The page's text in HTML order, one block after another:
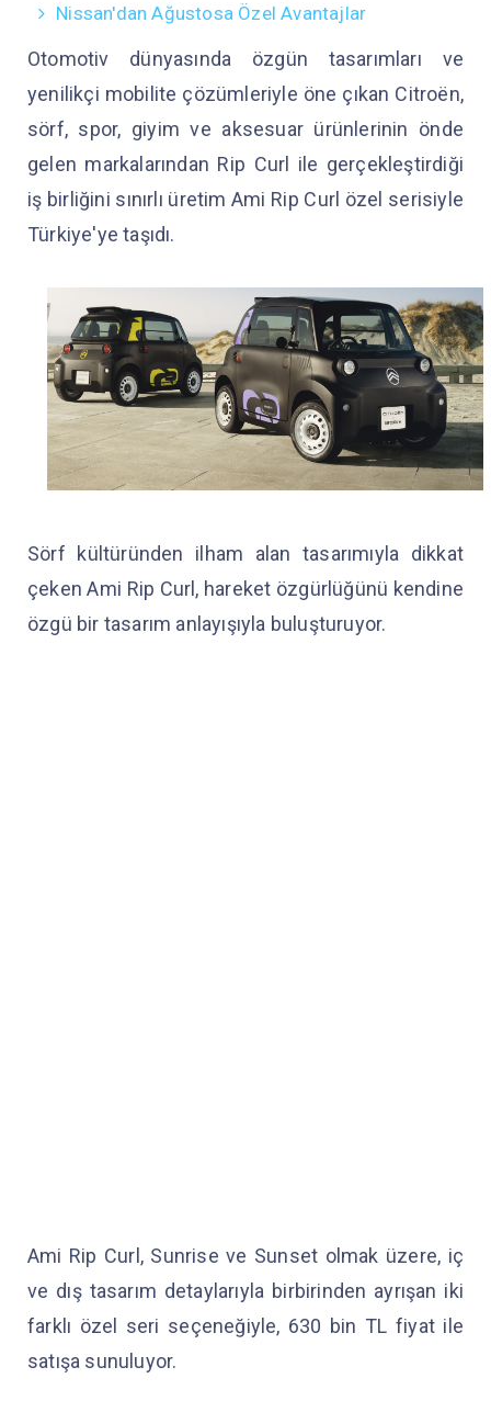
Nissan'dan Ağustosa Özel Avantajlar
Otomotiv dünyasında özgün tasarımları ve
yenilikçi mobilite çözümleriyle öne çıkan Citroën,
sörf, spor, giyim ve aksesuar ürünlerinin önde
gelen markalarından Rip Curl ile gerçekleştirdiği
iş birliğini sınırlı üretim Ami Rip Curl özel serisiyle
Türkiye'ye taşıdı.
Sörf kültüründen ilham alan tasarımıyla dikkat
çeken Ami Rip Curl, hareket özgürlüğünü kendine
özgü bir tasarım anlayışıyla buluşturuyor.
Ami Rip Curl, Sunrise ve Sunset olmak üzere, iç
ve dış tasarım detaylarıyla birbirinden ayrışan iki
farklı özel seri seçeneğiyle, 630 bin TL fiyat ile
satışa sunuluyor.